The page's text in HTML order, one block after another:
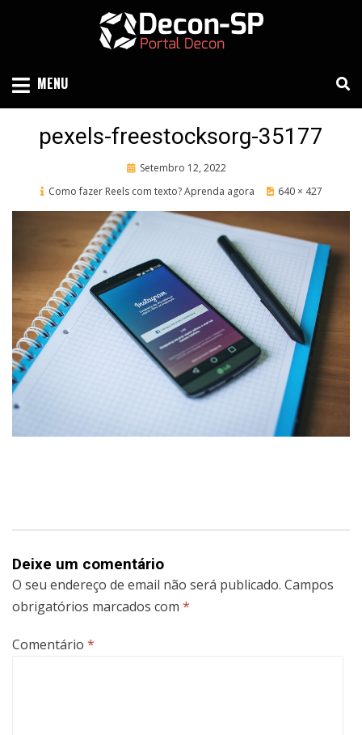
MENU
pexels-freestocksorg-35177
Posted
Setembro 12, 2022
Como fazer Reels com texto? Aprenda agora
640 × 427
Deixe um comentário
O seu endereço de email não será publicado. Campos
obrigatórios marcados com *
Comentário *